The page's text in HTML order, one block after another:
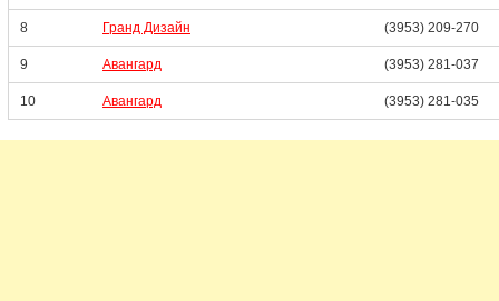
8 Гранд Дизайн (3953) 209-270
9 Авангард (3953) 281-037
10 Авангард (3953) 281-035